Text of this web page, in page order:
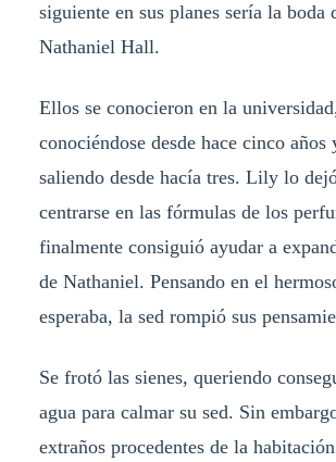
siguiente en sus planes sería la
Nathaniel Hall.
Ellos se conocieron en la
conociéndose desde hace cinco años
saliendo desde hacía tres. Lily lo
centrarse en las fórmulas de los
finalmente consiguió ayudar a
de Nathaniel. Pensando en el
esperaba, la sed rompió sus
Se frotó las sienes, queriendo
agua para calmar su sed. Sin
extraños procedentes de la